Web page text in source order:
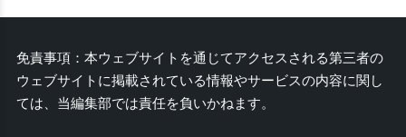
免責事項：本ウェブサイトを通じてアクセスされる第三者の
ウェブサイトに掲載されている情報やサービスの内容に関し
ては、当編集部では責任を負いかねます。